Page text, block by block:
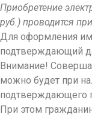
Приобретение
руб.) проводится
Для оформления
подтверждающий
Внимание!
можно будет при
подтверждающего
При этом